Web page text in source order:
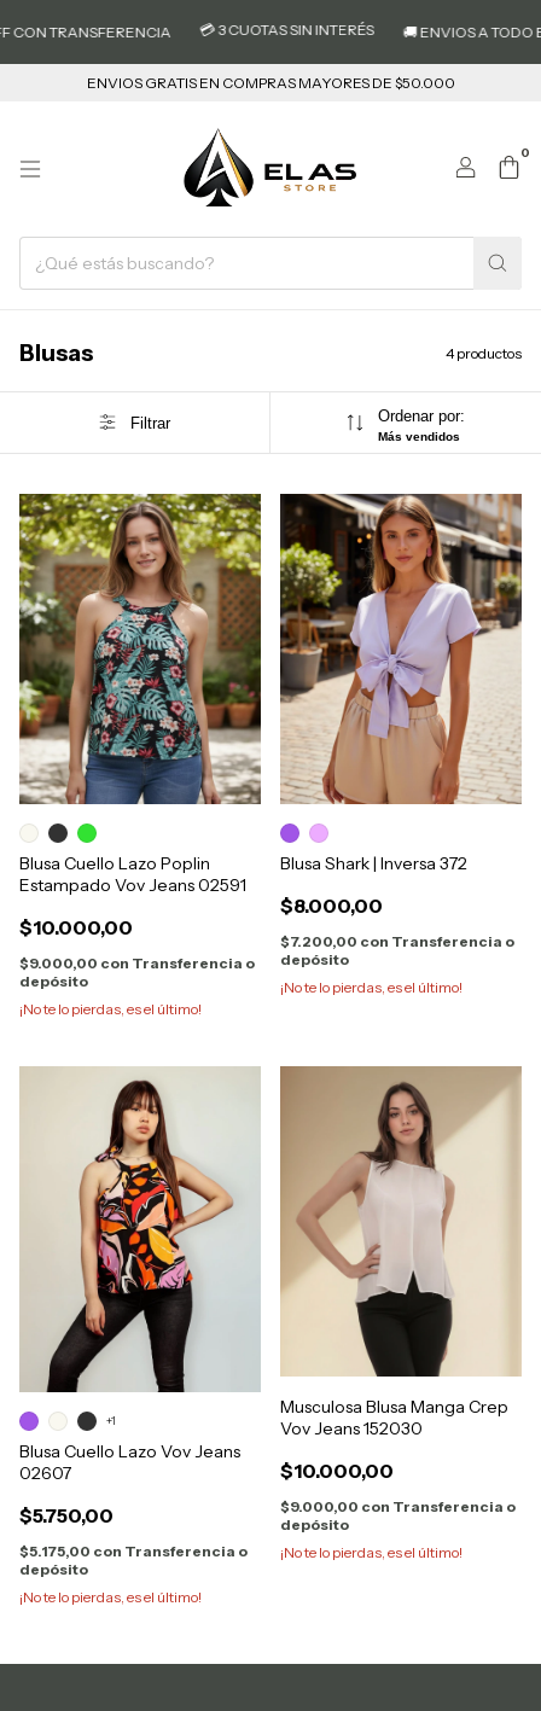
TRANSFERENCIA 💳 3 CUOTAS SIN INTERÉS 🚚 ENVIOS A TODO
ENVIOS GRATIS EN COMPRAS MAYORES DE $50.000
0
Blusas 4 productos
Filtrar Ordenar por:
Más vendidos
Blusa Cuello Lazo Poplin
Estampado Vov Jeans 02591
$10.000,00
$9.000,00 con Transferencia o
depósito
¡No te lo pierdas, es el último!
Blusa Shark | Inversa 372
$8.000,00
$7.200,00 con Transferencia o
depósito
¡No te lo pierdas, es el último!
Blusa Cuello Lazo Vov Jeans
02607
$5.750,00
$5.175,00 con Transferencia o
depósito
¡No te lo pierdas, es el último!
+1
Musculosa Blusa Manga Crep
Vov Jeans 152030
$10.000,00
$9.000,00 con Transferencia o
depósito
¡No te lo pierdas, es el último!